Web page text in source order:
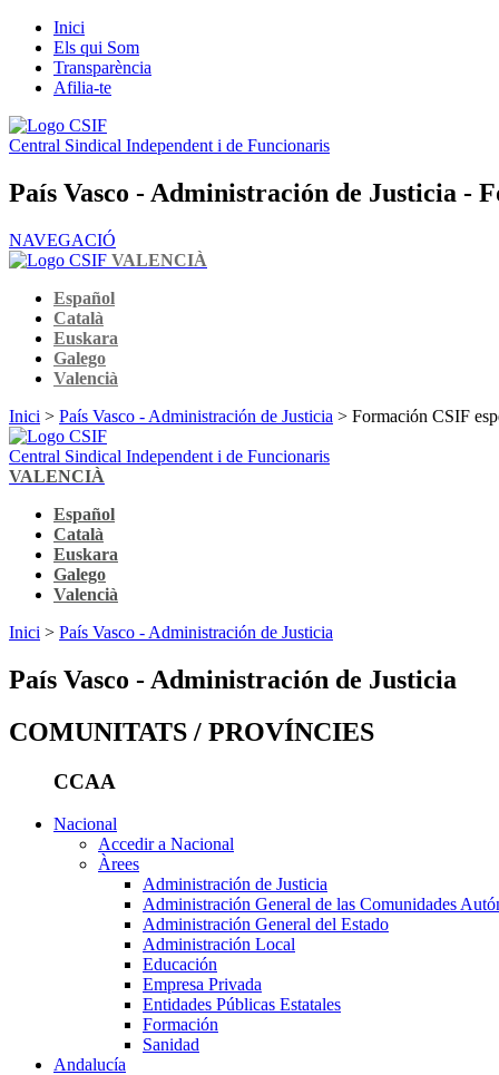
Inici
Els qui Som
Transparència
Afilia-te
Central Sindical Independent i de Funcionaris
País Vasco - Administración de Justicia -
NAVEGACIÓ
VALENCIÀ
Español
Català
Euskara
Galego
Valencià
Inici > País Vasco - Administración de Justicia > Formación CSIF
Central Sindical Independent i de Funcionaris
VALENCIÀ
Español
Català
Euskara
Galego
Valencià
Inici > País Vasco - Administración de Justicia
País Vasco - Administración de Justicia
COMUNITATS / PROVÍNCIES
CCAA
Nacional
Accedir a Nacional
Àrees
Administración de Justicia
Administración General de las Comunidades
Administración General del Estado
Administración Local
Educación
Empresa Privada
Entidades Públicas Estatales
Formación
Sanidad
Andalucía